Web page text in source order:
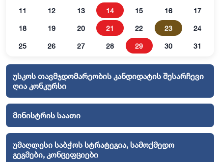
11 12 13 14 15 16 17
18 19 20 21 22 23 24
25 26 27 28 29 30 31
უსკოს თავმჯდომარეობის კანდიდატის შესარჩევი
ღია კონკურსი
მინისტრის საათი
უმაღლესი საბჭოს სტრატეგია, სამოქმედო
გეგმები, კონცეფციები